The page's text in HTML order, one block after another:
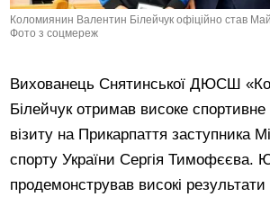
Коломиянин Валентин Білейчук офіційно став
Фото з соцмереж
Вихованець Снятинської ДЮСШ
Білейчук отримав високе спортивне
візиту на Прикарпаття заступника
спорту України Сергія Тимофєєва.
продемонстрував високі